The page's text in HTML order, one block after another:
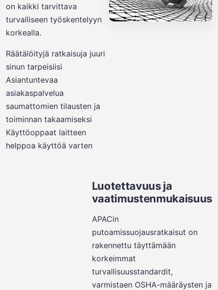
on kaikki tarvittava
turvalliseen työskentelyyn
korkealla.
Räätälöityjä ratkaisuja juuri
sinun tarpeisiisi
Asiantuntevaa
asiakaspalvelua
saumattomien tilausten ja
toiminnan takaamiseksi
Käyttöoppaat laitteen
helppoa käyttöä varten
Luotettavuus ja
vaatimustenmukaisuus
APACin
putoamissuojausratkaisut on
rakennettu täyttämään
korkeimmat
turvallisuusstandardit,
varmistaen OSHA-määräysten ja